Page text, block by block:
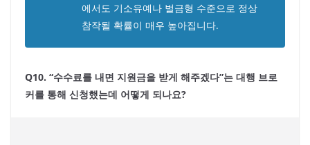
에서도 기소유예나 벌금형 수준으로 정상
참작될 확률이 매우 높아집니다.
Q10. “수수료를 내면 지원금을 받게 해주겠다”는 대행 브로
커를 통해 신청했는데 어떻게 되나요?